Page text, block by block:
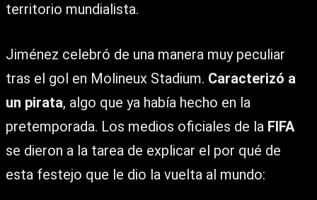
territorio mundialista.
Jiménez celebró de una manera muy peculiar
tras el gol en Molineux Stadium. Caracterizó a
un pirata, algo que ya había hecho en la
pretemporada. Los medios oficiales de la FIFA
se dieron a la tarea de explicar el por qué de
esta festejo que le dio la vuelta al mundo: